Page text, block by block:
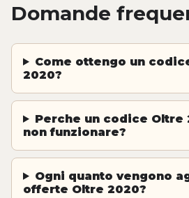
Domande
Come ottengo un
2020?
Perche un codice Oltre
non funzionare?
Ogni quanto vengono
offerte Oltre 2020?